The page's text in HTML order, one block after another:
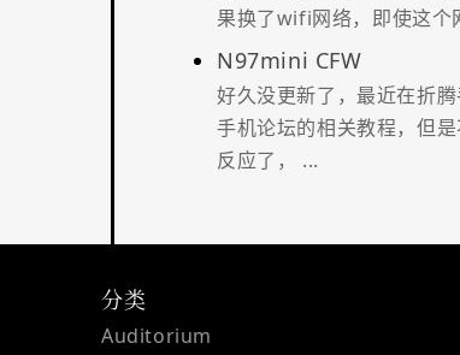
果换了wifi网络，即使这个
N97mini CFW
好久没更新了，最近在折
手机论坛的相关教程，但
反应了， ...
分类
Auditorium